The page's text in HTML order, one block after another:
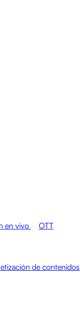
en vivo OTT
de contenidos